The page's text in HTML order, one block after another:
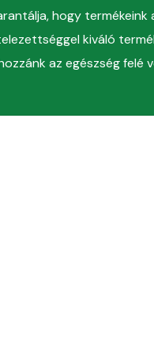
hogy termékeink
kiváló
az egészség felé